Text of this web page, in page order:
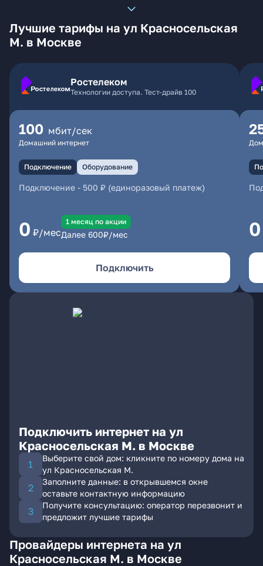
Лучшие тарифы на ул Красносельская
М. в Москве
Ростелеком
Технологии доступа. Тест-драйв 100
100 мбит/сек
Домашний интернет
Подключение Оборудование
Подключение - 500 ₽ (единоразовый платеж)
0 ₽/мес
1 месяц по акции
Далее 600₽/мес
Подключить
0
Подключить интернет на ул
Красносельская М. в Москве
Выберите свой дом: кликните по номеру дома на
ул Красносельская М.
Заполните данные: в открывшемся окне
оставьте контактную информацию
Получите консультацию: оператор перезвонит и
предложит лучшие тарифы
Провайдеры интернета на ул
Красносельская М. в Москве